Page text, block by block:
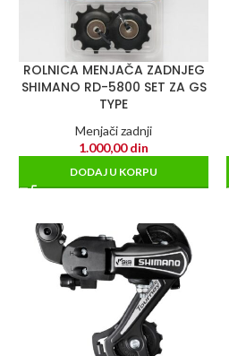
ROLNICA MENJAČA ZADNJEG
SHIMANO RD-5800 SET ZA GS
TYPE
Menjači zadnji
1.000,00din
DODAJ U KORPU